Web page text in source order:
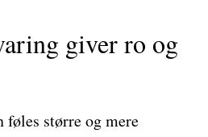
giver ro og
større og mere